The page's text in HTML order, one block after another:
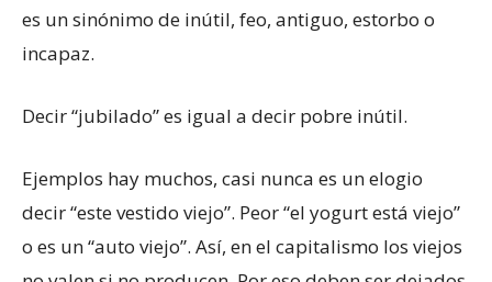
es un sinónimo de inútil, feo, antiguo, estorbo o
incapaz.
Decir “jubilado” es igual a decir pobre inútil.
Ejemplos hay muchos, casi nunca es un elogio
decir “este vestido viejo”. Peor “el yogurt está viejo”
o es un “auto viejo”. Así, en el capitalismo los viejos